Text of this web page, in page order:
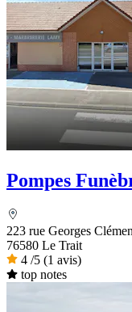
Pompes
223 rue Georges
76580 Le Trait
4 /5 (1 avis)
top notes